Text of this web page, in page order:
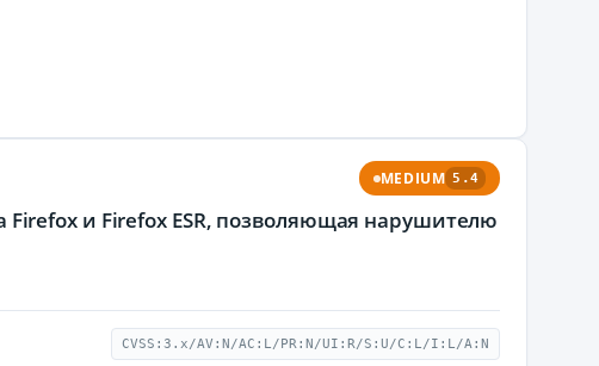
MEDIUM 5.4
Firefox и Firefox ESR, позволяющая нарушителю
CVSS:3.x/AV:N/AC:L/PR:N/UI:R/S:U/C:L/I:L/A:N